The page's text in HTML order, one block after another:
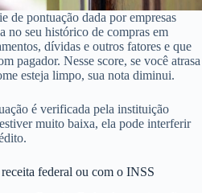
de pontuação dada por empresas
no seu histórico de compras em
dívidas e outros fatores e que
pagador. Nesse score, se você atrasa
esteja limpo, sua nota diminui.
é verificada pela instituição
muito baixa, ela pode interferir
federal ou com o INSS